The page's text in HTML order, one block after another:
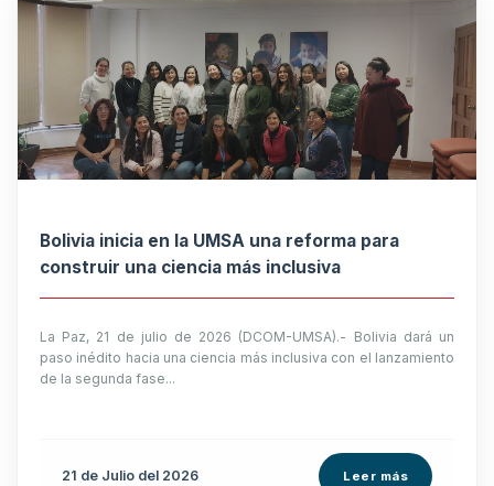
Bolivia inicia en la UMSA una reforma para
construir una ciencia más inclusiva
La Paz, 21 de julio de 2026 (DCOM-UMSA).- Bolivia dará un
paso inédito hacia una ciencia más inclusiva con el lanzamiento
de la segunda fase...
21 de Julio del 2026 Leer más